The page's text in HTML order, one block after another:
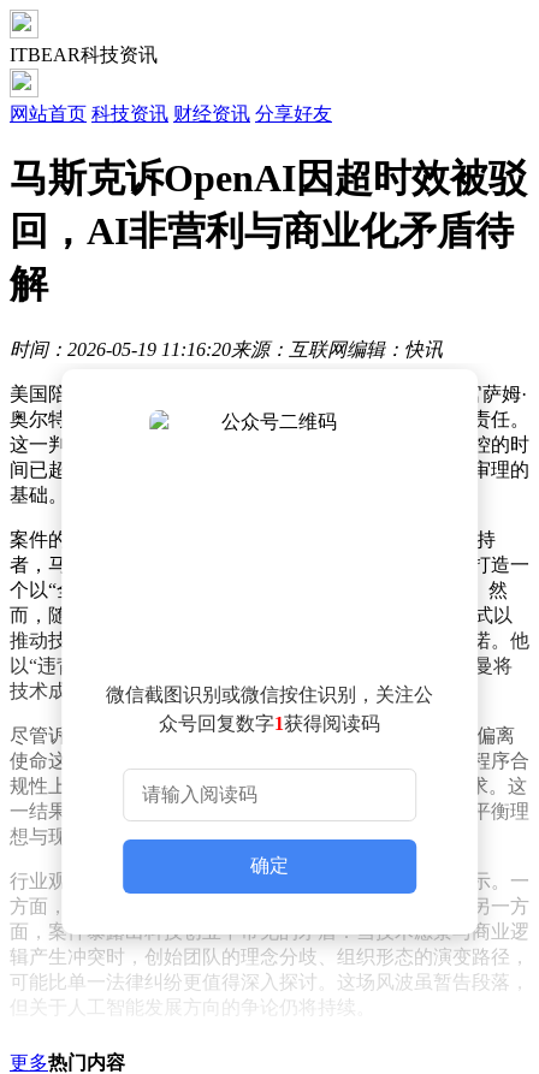
ITBEAR科技资讯
网站首页 科技资讯 财经资讯 分享好友
马斯克诉OpenAI因超时效被驳
回，AI非营利与商业化矛盾待
解
时间：2026-05-19 11:16:20来源：互联网编辑：快讯
美国陪审团近日就埃隆·马斯克对OpenAI及其首席执行官萨姆·
奥尔特曼提起的诉讼作出裁决，认定被告无需承担法律责任。
这一判决的核心依据是诉讼时效问题——马斯克发起指控的时
间已超出法定追诉期限，导致案件在程序层面失去继续审理的
基础。
案件的源头可追溯至OpenAI创立初期。作为早期核心支持
者，马斯克曾参与该机构的筹建并投入资金，其初衷是打造一
个以“全人类福祉”为宗旨的非营利性人工智能研究组织。然
而，随着OpenAI逐步调整组织架构，引入“有限营利”模式以
推动技术商业化，马斯克认为这一转变违背了最初的承诺。他
以“违背契约精神”为由提起诉讼，指控OpenAI及奥尔特曼将
技术成果优先服务于商业利益，而非公共利益。
尽管诉讼引发广泛关注，陪审团并未对OpenAI是否实际偏离
使命这一实质性问题展开辩论。法庭的焦点始终集中在程序合
规性上，最终以“超过诉讼时效”为由驳回了马斯克的诉求。这
一结果意味着，关于非营利机构在技术快速发展中如何平衡理
想与现实的争议，尚未通过司法途径得到明确解答。
行业观察人士指出，该裁决对人工智能领域具有双重启示。一
方面，法律框架正在为新兴技术的治理提供规则参考；另一方
面，案件暴露出科技创业中常见的矛盾：当技术愿景与商业逻
辑产生冲突时，创始团队的理念分歧、组织形态的演变路径，
可能比单一法律纠纷更值得深入探讨。这场风波虽暂告段落，
但关于人工智能发展方向的争论仍将持续。
微信截图识别或微信按住识别，关注公
众号回复数字1获得阅读码
确定
更多热门内容